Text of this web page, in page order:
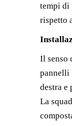
tempi di
rispetto
Il senso
pannelli
destra e
La